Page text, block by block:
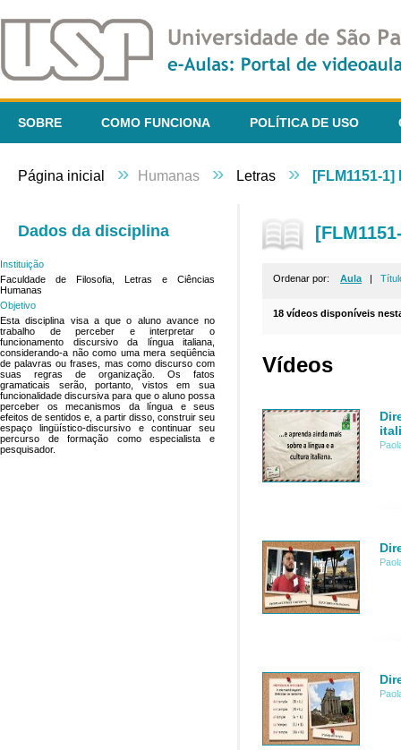
SOBRE COMO FUNCIONA POLÍTICA DE USO
Página inicial » Humanas » Letras » [FLM1151-
Dados da disciplina
Instituição
Faculdade de Filosofia, Letras e Ciências
Humanas
Objetivo
Esta disciplina visa a que o aluno avance no
trabalho de perceber e interpretar o
funcionamento discursivo da língua italiana,
considerando-a não como uma mera seqüência
de palavras ou frases, mas como discurso com
suas regras de organização. Os fatos
gramaticais serão, portanto, vistos em sua
funcionalidade discursiva para que o aluno possa
perceber os mecanismos da língua e seus
efeitos de sentidos e, a partir disso, construir seu
espaço lingüístico-discursivo e continuar seu
percurso de formação como especialista e
pesquisador.
Ordenar por: Aula |
18 vídeos disponíveis
Vídeos